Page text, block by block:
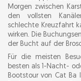
Hai Phong und
Beste
Dark and Bright
Ecken der Bucht
Morgen zwischen
den vollsten
schlechte Kreuzfahrt
wirken. Die
der Bucht auf der
Für die meisten
besten als 1-Nacht-
Bootstour von Cat Ba